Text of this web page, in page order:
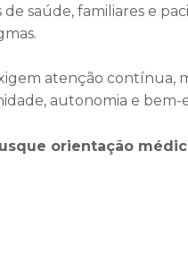
saúde, familiares e
atenção contínua,
autonomia e bem-
orientação